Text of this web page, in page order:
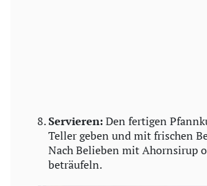
Servieren:Den fertigen
Teller geben und mit frischen
Nach Belieben mit Ahornsirup
beträufeln.